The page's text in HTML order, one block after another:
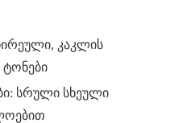
კაკლის
სრული სხეული